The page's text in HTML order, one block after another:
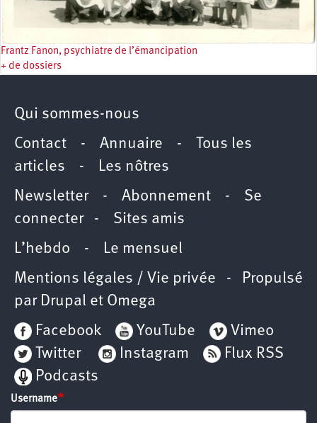
Frantz Fanon, psychiatre de l’émancipation
+ de dossiers
Qui sommes-nous
Contact - Annuaire -
Tous les
articles - Les nôtres
Newsletter- Abonnement - Se
connecter- Sites amis
L’hebdo - Le mensuel
Mentions légales / Vie privée - Propulsé
par Drupal et Omega
Facebook
YouTube
Vimeo
Twitter
Instagram
Flux RSS
Podcasts
Username